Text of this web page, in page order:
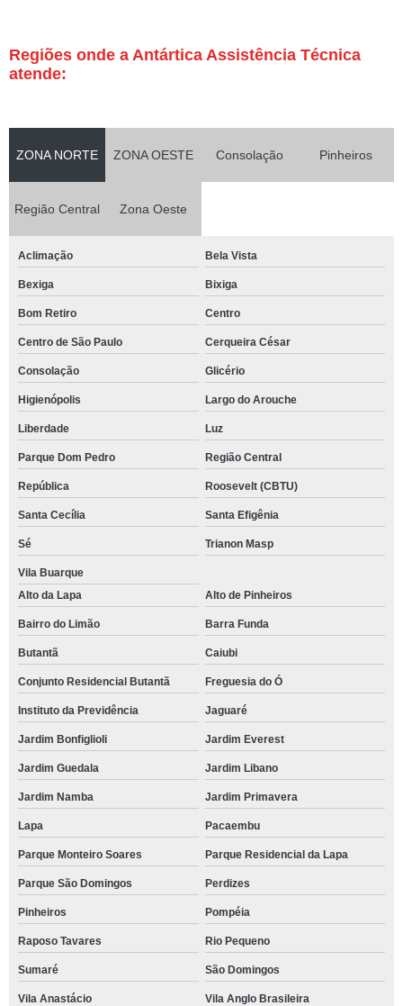
Regiões onde a Antártica Assistência Técnica
atende:
ZONA NORTE ZONA OESTE Consolação Pinheiros
Região Central Zona Oeste
Aclimação Bela Vista
Bexiga Bixiga
Bom Retiro Centro
Centro de São Paulo Cerqueira César
Consolação Glicério
Higienópolis Largo do Arouche
Liberdade Luz
Parque Dom Pedro Região Central
República Roosevelt (CBTU)
Santa Cecília Santa Efigênia
Sé Trianon Masp
Vila Buarque
Alto da Lapa
Alto de Pinheiros
Bairro do Limão Barra Funda
Butantã Caiubi
Conjunto Residencial Butantã Freguesia do Ó
Instituto da Previdência Jaguaré
Jardim Bonfiglioli Jardim Everest
Jardim Guedala Jardim Libano
Jardim Namba Jardim Primavera
Lapa Pacaembu
Parque Monteiro Soares Parque Residencial da Lapa
Parque São Domingos Perdizes
Pinheiros Pompéia
Raposo Tavares Rio Pequeno
Sumaré São Domingos
Vila Anastácio Vila Anglo Brasileira